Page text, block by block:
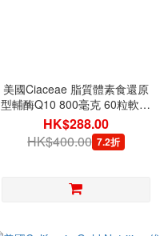
美國Ciaceae 脂質體素食還原
型輔酶Q10 800毫克 60粒軟膠
囊
HK$288.00
HK$400.00 7.2折